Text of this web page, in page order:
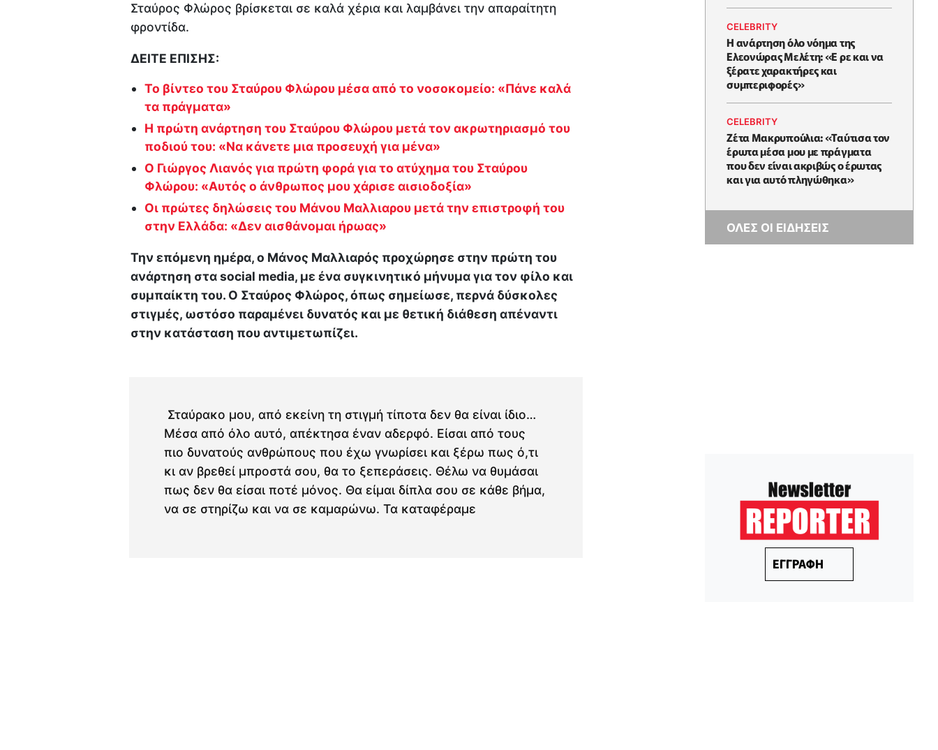
Σταύρος Φλώρος βρίσκεται σε καλά χέρια και λαμβάνει την απαραίτητη
φροντίδα.
ΔΕΙΤΕ ΕΠΙΣΗΣ:
Το βίντεο του Σταύρου Φλώρου μέσα από το νοσοκομείο: «Πάνε καλά
τα πράγματα»
Η πρώτη ανάρτηση του Σταύρου Φλώρου μετά τον ακρωτηριασμό του
ποδιού του: «Να κάνετε μια προσευχή για μένα»
Ο Γιώργος Λιανός για πρώτη φορά για το ατύχημα του Σταύρου
Φλώρου: «Aυτός ο άνθρωπος μου χάρισε αισιοδοξία»
Οι πρώτες δηλώσεις του Μάνου Μαλλιαρου μετά την επιστροφή του
στην Ελλάδα: «Δεν αισθάνομαι ήρωας»
Την επόμενη ημέρα, ο Μάνος Μαλλιαρός προχώρησε στην πρώτη του
ανάρτηση στα social media, με ένα συγκινητικό μήνυμα για τον φίλο και
συμπαίκτη του. Ο Σταύρος Φλώρος, όπως σημείωσε, περνά δύσκολες
στιγμές, ωστόσο παραμένει δυνατός και με θετική διάθεση απέναντι
στην κατάσταση που αντιμετωπίζει.
Σταύρακο μου, από εκείνη τη στιγμή τίποτα δεν θα είναι ίδιο…
Μέσα από όλο αυτό, απέκτησα έναν αδερφό. Είσαι από τους
πιο δυνατούς ανθρώπους που έχω γνωρίσει και ξέρω πως ό,τι
κι αν βρεθεί μπροστά σου, θα το ξεπεράσεις. Θέλω να θυμάσαι
πως δεν θα είσαι ποτέ μόνος. Θα είμαι δίπλα σου σε κάθε βήμα,
να σε στηρίζω και να σε καμαρώνω. Τα καταφέραμε
CELEBRITY
Η ανάρτηση όλο νόημα της
Ελεονώρας Μελέτη: «Ε ρε και να
ξέρατε χαρακτήρες και
συμπεριφορές»
CELEBRITY
Ζέτα Μακρυπούλια: «Ταύτισα τον
έρωτα μέσα μου με πράγματα
που δεν είναι ακριβώς ο έρωτας
και για αυτό πληγώθηκα»
ΟΛΕΣ ΟΙ ΕΙΔΗΣΕΙΣ
ΕΓΓΡΑΦΗ